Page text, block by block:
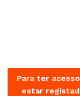
Para ter
estar